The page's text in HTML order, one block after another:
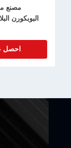
البوبكورن
احصل